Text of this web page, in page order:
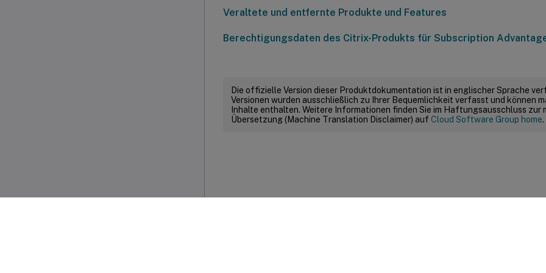
Veraltete und entfernte Produkte und Features
Berechtigungsdaten des Citrix-Produkts für Subscription
Die offizielle Version dieser Produktdokumentation ist in englischer Sprache
Versionen wurden ausschließlich zu Ihrer Bequemlichkeit verfasst und können
Inhalte enthalten. Weitere Informationen finden Sie im Haftungsausschluss zur
Übersetzung (Machine Translation Disclaimer) auf Cloud Software Group home.